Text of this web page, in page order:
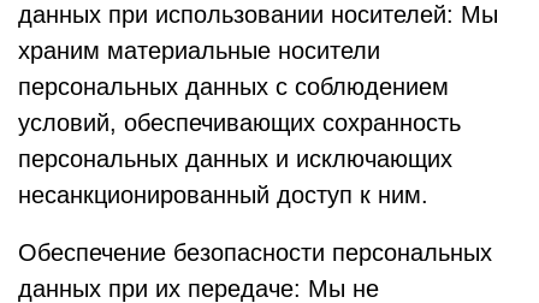
данных при использовании носителей: Мы
храним материальные носители
персональных данных с соблюдением
условий, обеспечивающих сохранность
персональных данных и исключающих
несанкционированный доступ к ним.
Обеспечение безопасности персональных
данных при их передаче: Мы не